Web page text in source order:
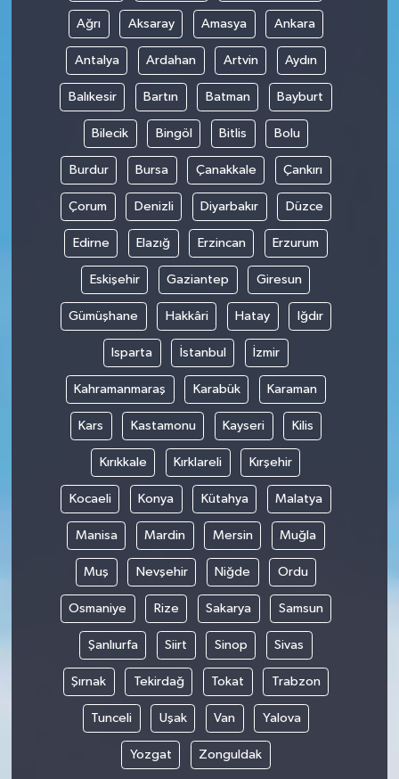
Ağrı Aksaray Amasya Ankara
Antalya Ardahan Artvin Aydın
Balıkesir Bartın Batman Bayburt
Bilecik Bingöl Bitlis Bolu
Burdur Bursa Çanakkale Çankırı
Çorum Denizli Diyarbakır Düzce
Edirne Elazığ Erzincan Erzurum
Eskişehir Gaziantep Giresun
Gümüşhane Hakkâri Hatay Iğdır
Isparta İstanbul İzmir
Kahramanmaraş Karabük Karaman
Kars Kastamonu Kayseri Kilis
Kırıkkale Kırklareli Kırşehir
Kocaeli Konya Kütahya Malatya
Manisa Mardin Mersin Muğla
Muş Nevşehir Niğde Ordu
Osmaniye Rize Sakarya Samsun
Şanlıurfa Siirt Sinop Sivas
Şırnak Tekirdağ Tokat Trabzon
Tunceli Uşak Van Yalova
Yozgat Zonguldak